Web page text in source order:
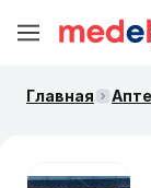
Главная